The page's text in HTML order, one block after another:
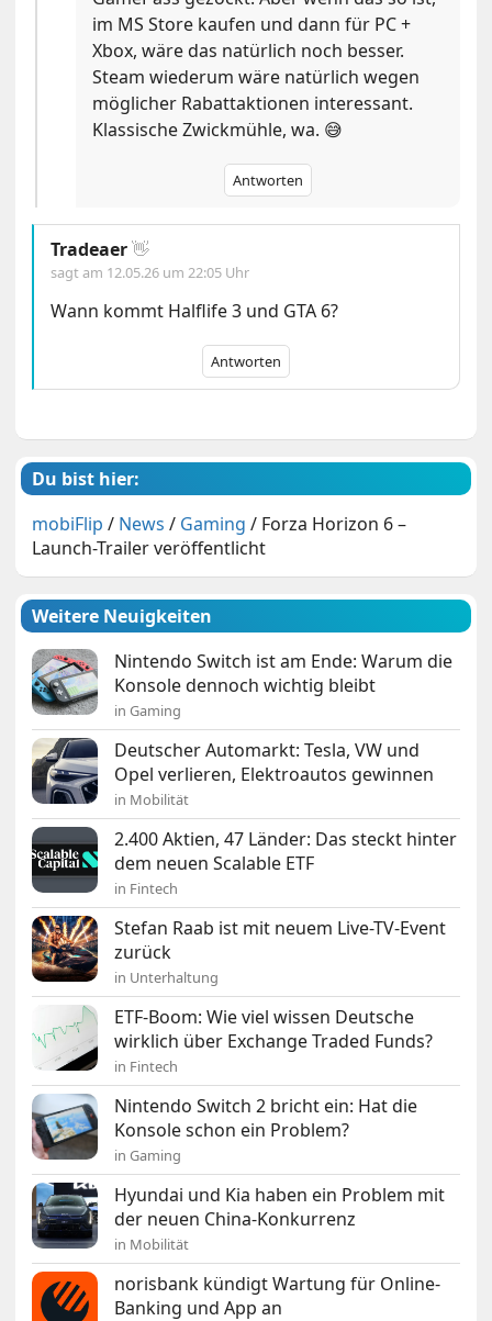
im MS Store kaufen und dann für PC +
Xbox, wäre das natürlich noch besser.
Steam wiederum wäre natürlich wegen
möglicher Rabattaktionen interessant.
Klassische Zwickmühle, wa. 😅
Antworten
Tradeaer👋
sagt am 12.05.26 um 22:05 Uhr
Wann kommt Halflife 3 und GTA 6?
Antworten
Du bist hier:
mobiFlip / News / Gaming / Forza Horizon 6 –
Launch-Trailer veröffentlicht
Weitere Neuigkeiten
Nintendo Switch ist am Ende: Warum die
Konsole dennoch wichtig bleibt
in Gaming
Deutscher Automarkt: Tesla, VW und
Opel verlieren, Elektroautos gewinnen
in Mobilität
2.400 Aktien, 47 Länder: Das steckt hinter
dem neuen Scalable ETF
in Fintech
Stefan Raab ist mit neuem Live-TV-Event
zurück
in Unterhaltung
ETF-Boom: Wie viel wissen Deutsche
wirklich über Exchange Traded Funds?
in Fintech
Nintendo Switch 2 bricht ein: Hat die
Konsole schon ein Problem?
in Gaming
Hyundai und Kia haben ein Problem mit
der neuen China-Konkurrenz
in Mobilität
norisbank kündigt Wartung für Online-
Banking und App an